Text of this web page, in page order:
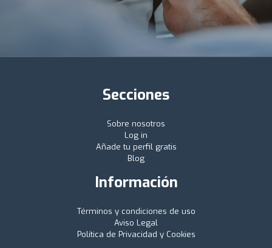
Secciones
Sobre nosotros
Log in
Añade tu perfil gratis
Blog
Información
Términos y condiciones de uso
Aviso Legal
Política de Privacidad y Cookies